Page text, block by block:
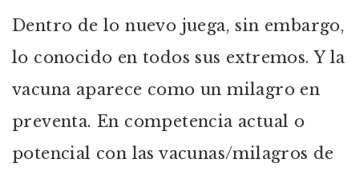
Dentro de lo nuevo juega, sin embargo,
lo conocido en todos sus extremos. Y la
vacuna aparece como un milagro en
preventa. En competencia actual o
potencial con las vacunas/milagros de